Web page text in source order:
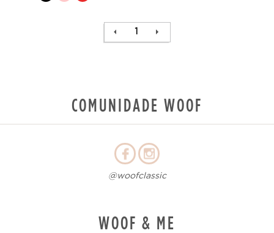
COMUNIDADE WOOF
@woofclassic
WOOF & ME